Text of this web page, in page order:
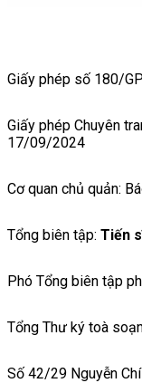
Giấy phép số 180/
Giấy phép Chuyên
17/09/2024
Cơ quan chủ quản:
Tổng biên tập: Tiến
Phó Tổng biên tập
Tổng Thư ký toà
Số 42/29 Nguyễn